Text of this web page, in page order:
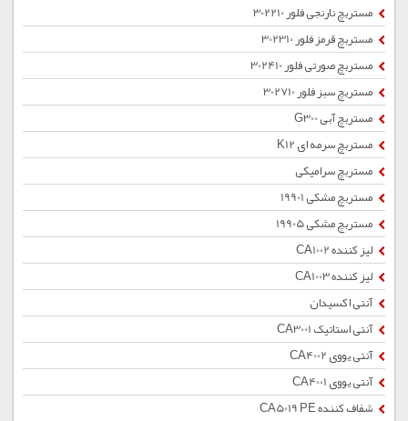
مستربچ نارنجی فلور 302210
مستربچ قرمز فلور 302310
مستربچ صورتی فلور 302410
مستربچ سبز فلور 302710
مستربچ آبی G300
مستربچ سرمه ای K12
مستربچ سرامیکی
مستربچ مشکی 19901
مستربچ مشکی 19905
لیز کننده CA1002
لیز کننده CA1003
آنتی اکسیدان
آنتی استاتیک CA3001
آنتی یووی CA4002
آنتی یووی CA4001
شفاف کننده CA5019 PE